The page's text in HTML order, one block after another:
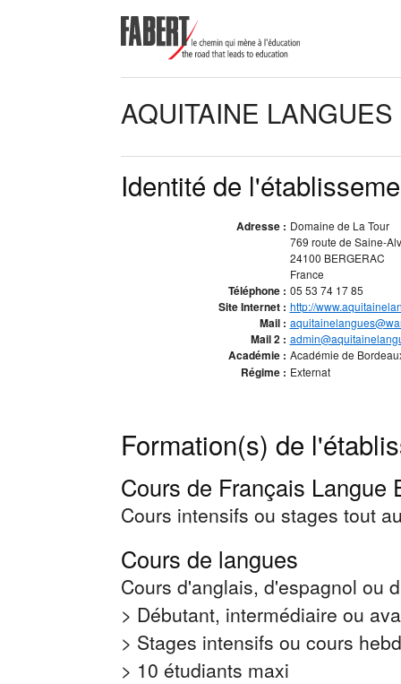
AQUITAINE LANGUES
Identité de
Adresse : Domaine de La Tour
769 route de Saine-
24100 BERGERAC
France
Téléphone : 05 53 74 17 85
Site Internet : http://
Mail :
Mail 2 :
Académie : Académie de
Régime : Externat
Formation(s) de
Cours de Français Langue
Cours intensifs ou stages tout
Cours de langues
Cours d'anglais, d'espagnol ou
> Débutant, intermédiaire ou
> Stages intensifs ou cours
> 10 étudiants maxi